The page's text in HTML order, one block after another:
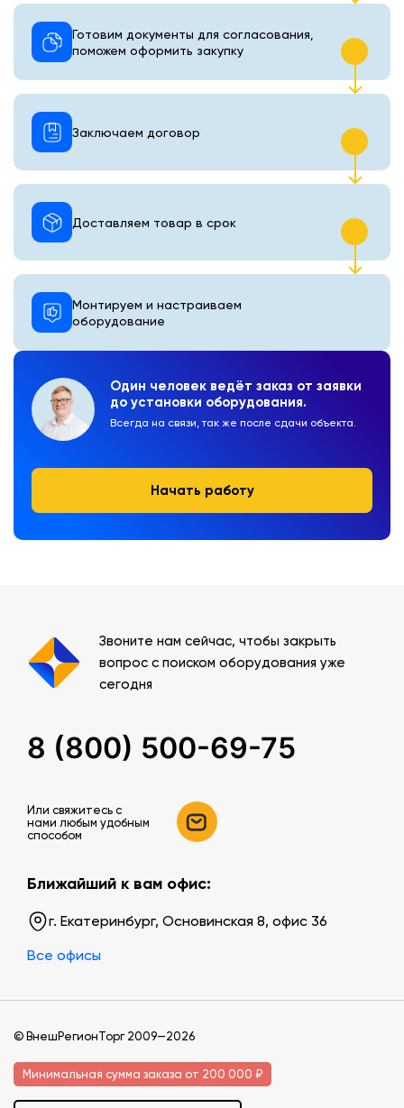
Один человек ведёт заказ от заявки
до установки оборудования.
Всегда на связи, так же после сдачи объекта.
Начать работу
Готовим документы для согласования,
поможем оформить закупку
Монтируем и настраиваем
оборудование
Доставляем товар в срок
Заключаем договор
Звоните нам сейчас, чтобы закрыть
вопрос с поиском оборудования уже
сегодня
8 (800) 500-69-75
Или свяжитесь c
нами любым удобным
способом
Ближайший к вам офис:
г. Екатеринбург, Основинская 8, офис 36
Все офисы
© ВнешРегионТорг 2009—2026
Минимальная сумма заказа от 200 000 ₽